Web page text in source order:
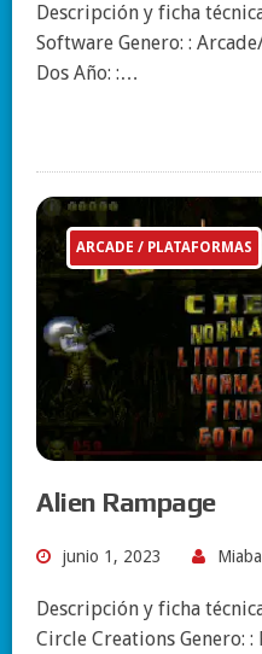
Descripción y ficha
Software Genero: :
Dos Año: :…
ARCADE / PLATAFORMAS
Alien Rampage
junio 1, 2023
Descripción y ficha
Circle Creations Genero: